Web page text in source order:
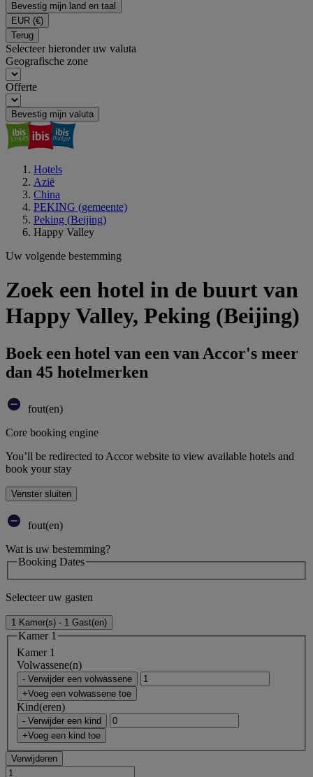
Bevestig mijn land en taal
EUR (€)
Terug
Selecteer hieronder uw valuta
Geografische zone
Offerte
Bevestig mijn valuta
Hotels
Azië
China
PEKING (gemeente)
Peking (Beijing)
Happy Valley
Uw volgende bestemming
Zoek een hotel in de buurt van
Happy Valley, Peking (Beijing)
Boek een hotel van een van Accor's meer
dan 45 hotelmerken
fout(en)
Core booking engine
You’ll be redirected to Accor website to view available hotels and
book your stay
Venster sluiten
fout(en)
Wat is uw bestemming?
Booking Dates
Selecteer uw gasten
1 Kamer(s) - 1 Gast(en)
Kamer 1
Kamer 1
Volwassene(n)
- Verwijder een volwassene
+Voeg een volwassene toe
Kind(eren)
- Verwijder een kind
+Voeg een kind toe
Verwijderen